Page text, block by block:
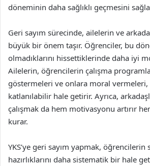
döneminin daha sağlıklı geçmesini
Geri sayım sürecinde, ailelerin ve
büyük bir önem taşır. Öğrenciler, bu
olmadıklarını hissettiklerinde daha iyi
Ailelerin, öğrencilerin çalışma
göstermeleri ve onlara moral vermeleri,
katlanılabilir hale getirir. Ayrıca,
çalışmak da hem motivasyonu artırır
kurar.
YKS’ye geri sayım yapmak, öğrencilerin
hazırlıklarını daha sistematik bir hale